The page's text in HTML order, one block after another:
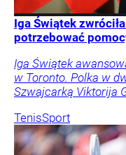
Iga Świątek
potrzebować
Iga Świątek
w Toronto. Polka w
Szwajcarką Viktorija
TenisSport